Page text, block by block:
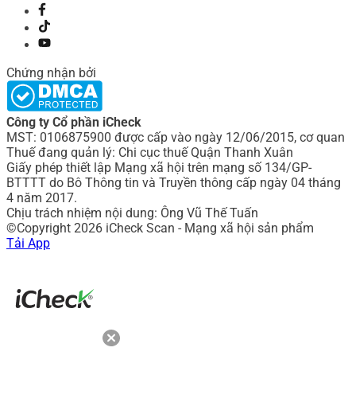
Chứng nhận bởi
Công ty Cổ phần iCheck
MST: 0106875900 được cấp vào ngày 12/06/2015, cơ quan
Thuế đang quản lý: Chi cục thuế Quận Thanh Xuân
Giấy phép thiết lập Mạng xã hội trên mạng số 134/GP-
BTTTT do Bô Thông tin và Truyền thông cấp ngày 04 tháng
4 năm 2017.
Chịu trách nhiệm nội dung: Ông Vũ Thế Tuấn
©Copyright 2026 iCheck Scan - Mạng xã hội sản phẩm
Tải App